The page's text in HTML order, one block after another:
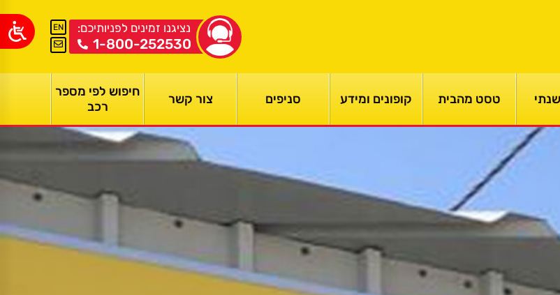
נציגנו זמינים לפניותיכם:
1-800-252530
EN
טסט מהבית קופונים ומידע סניפים צור קשר
חיפוש לפי מספר
רכב